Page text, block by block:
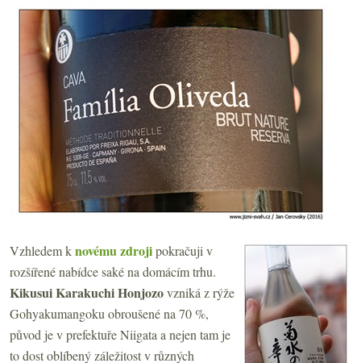
Vzhledem knovému zdrojipokračuji v
rozšířené nabídce saké na domácím trhu.
Kikusui Karakuchi Honjozovzniká z rýže
Gohyakumangoku obroušené na 70 %,
původ je v prefektuře Niigata a nejen tam je
to dost oblíbený záležitost v různých